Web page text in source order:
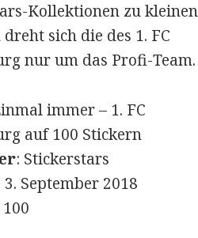
Kollektionen zu kleinen
sich die des 1. FC
nur um das Profi-Team.
immer – 1. FC
auf 100 Stickern
: Stickerstars
3. September 2018
100